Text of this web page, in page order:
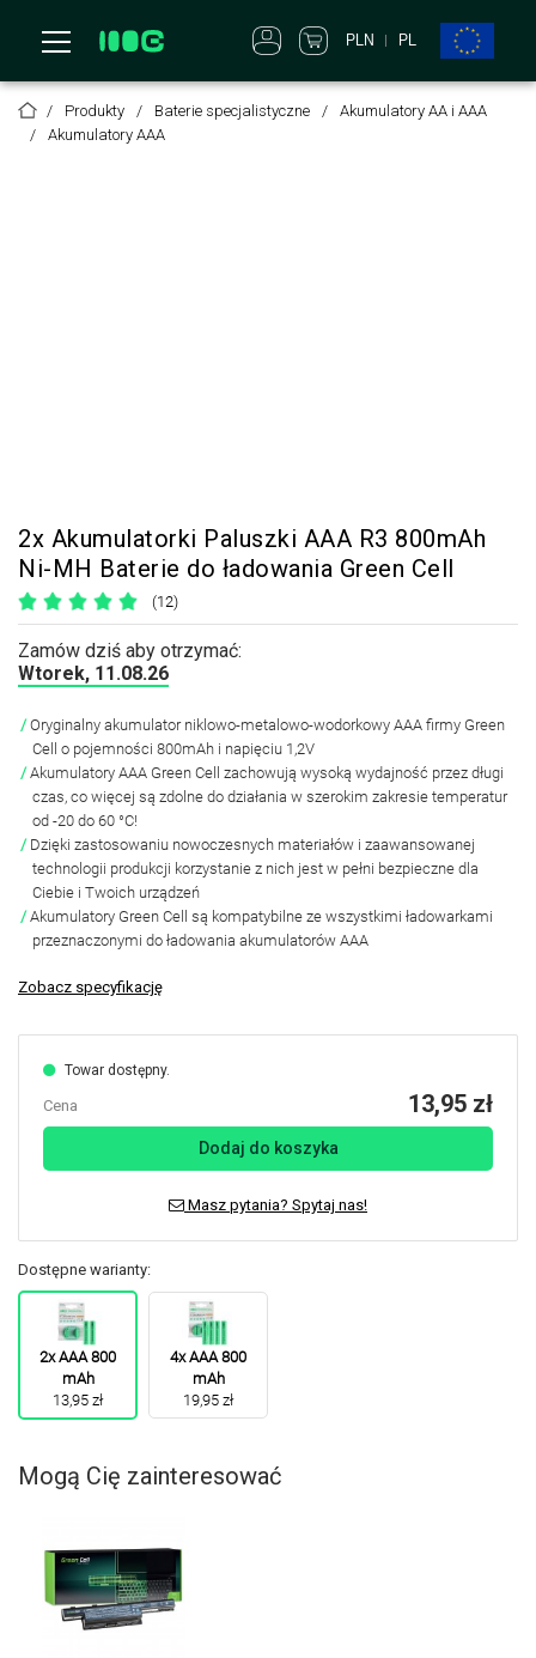
PLN PL
Produkty Baterie specjalistyczne
Akumulatory AA i AAA
Akumulatory AAA
2x Akumulatorki Paluszki AAA R3 800mAh
Ni-MH Baterie do ładowania Green Cell
(12)
Zamów dziś aby otrzymać:
Wtorek, 11.08.26
Oryginalny akumulator niklowo-metalowo-wodorkowy AAA firmy Green
Cell o pojemności 800mAh i napięciu 1,2V
Akumulatory AAA Green Cell zachowują wysoką wydajność przez długi
czas, co więcej są zdolne do działania w szerokim zakresie temperatur
od -20 do 60 °C!
Dzięki zastosowaniu nowoczesnych materiałów i zaawansowanej
technologii produkcji korzystanie z nich jest w pełni bezpieczne dla
Ciebie i Twoich urządzeń
Akumulatory Green Cell są kompatybilne ze wszystkimi ładowarkami
przeznaczonymi do ładowania akumulatorów AAA
Zobacz specyfikację
Towar dostępny.
Cena 13,95 zł
Dodaj do koszyka
Masz pytania? Spytaj nas!
Dostępne warianty:
2x AAA 800
mAh
13,95 zł
4x AAA 800
mAh
19,95 zł
Mogą Cię zainteresować